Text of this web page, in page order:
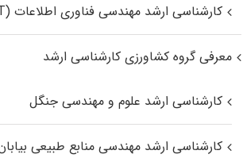
کارشناسی ارشد مهندسی فناوری اطلاعات (IT)
معرفی گروه کشاورزی کارشناسی ارشد
کارشناسی ارشد علوم و مهندسی جنگل
کارشناسی ارشد مهندسی منابع طبیعی